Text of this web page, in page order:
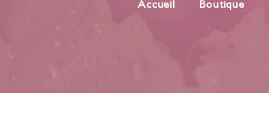
Accueil Boutique